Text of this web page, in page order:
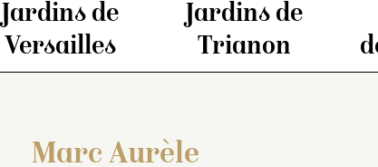
Jardins de
Versailles
Jardins de
Trianon
Marc Aurèle